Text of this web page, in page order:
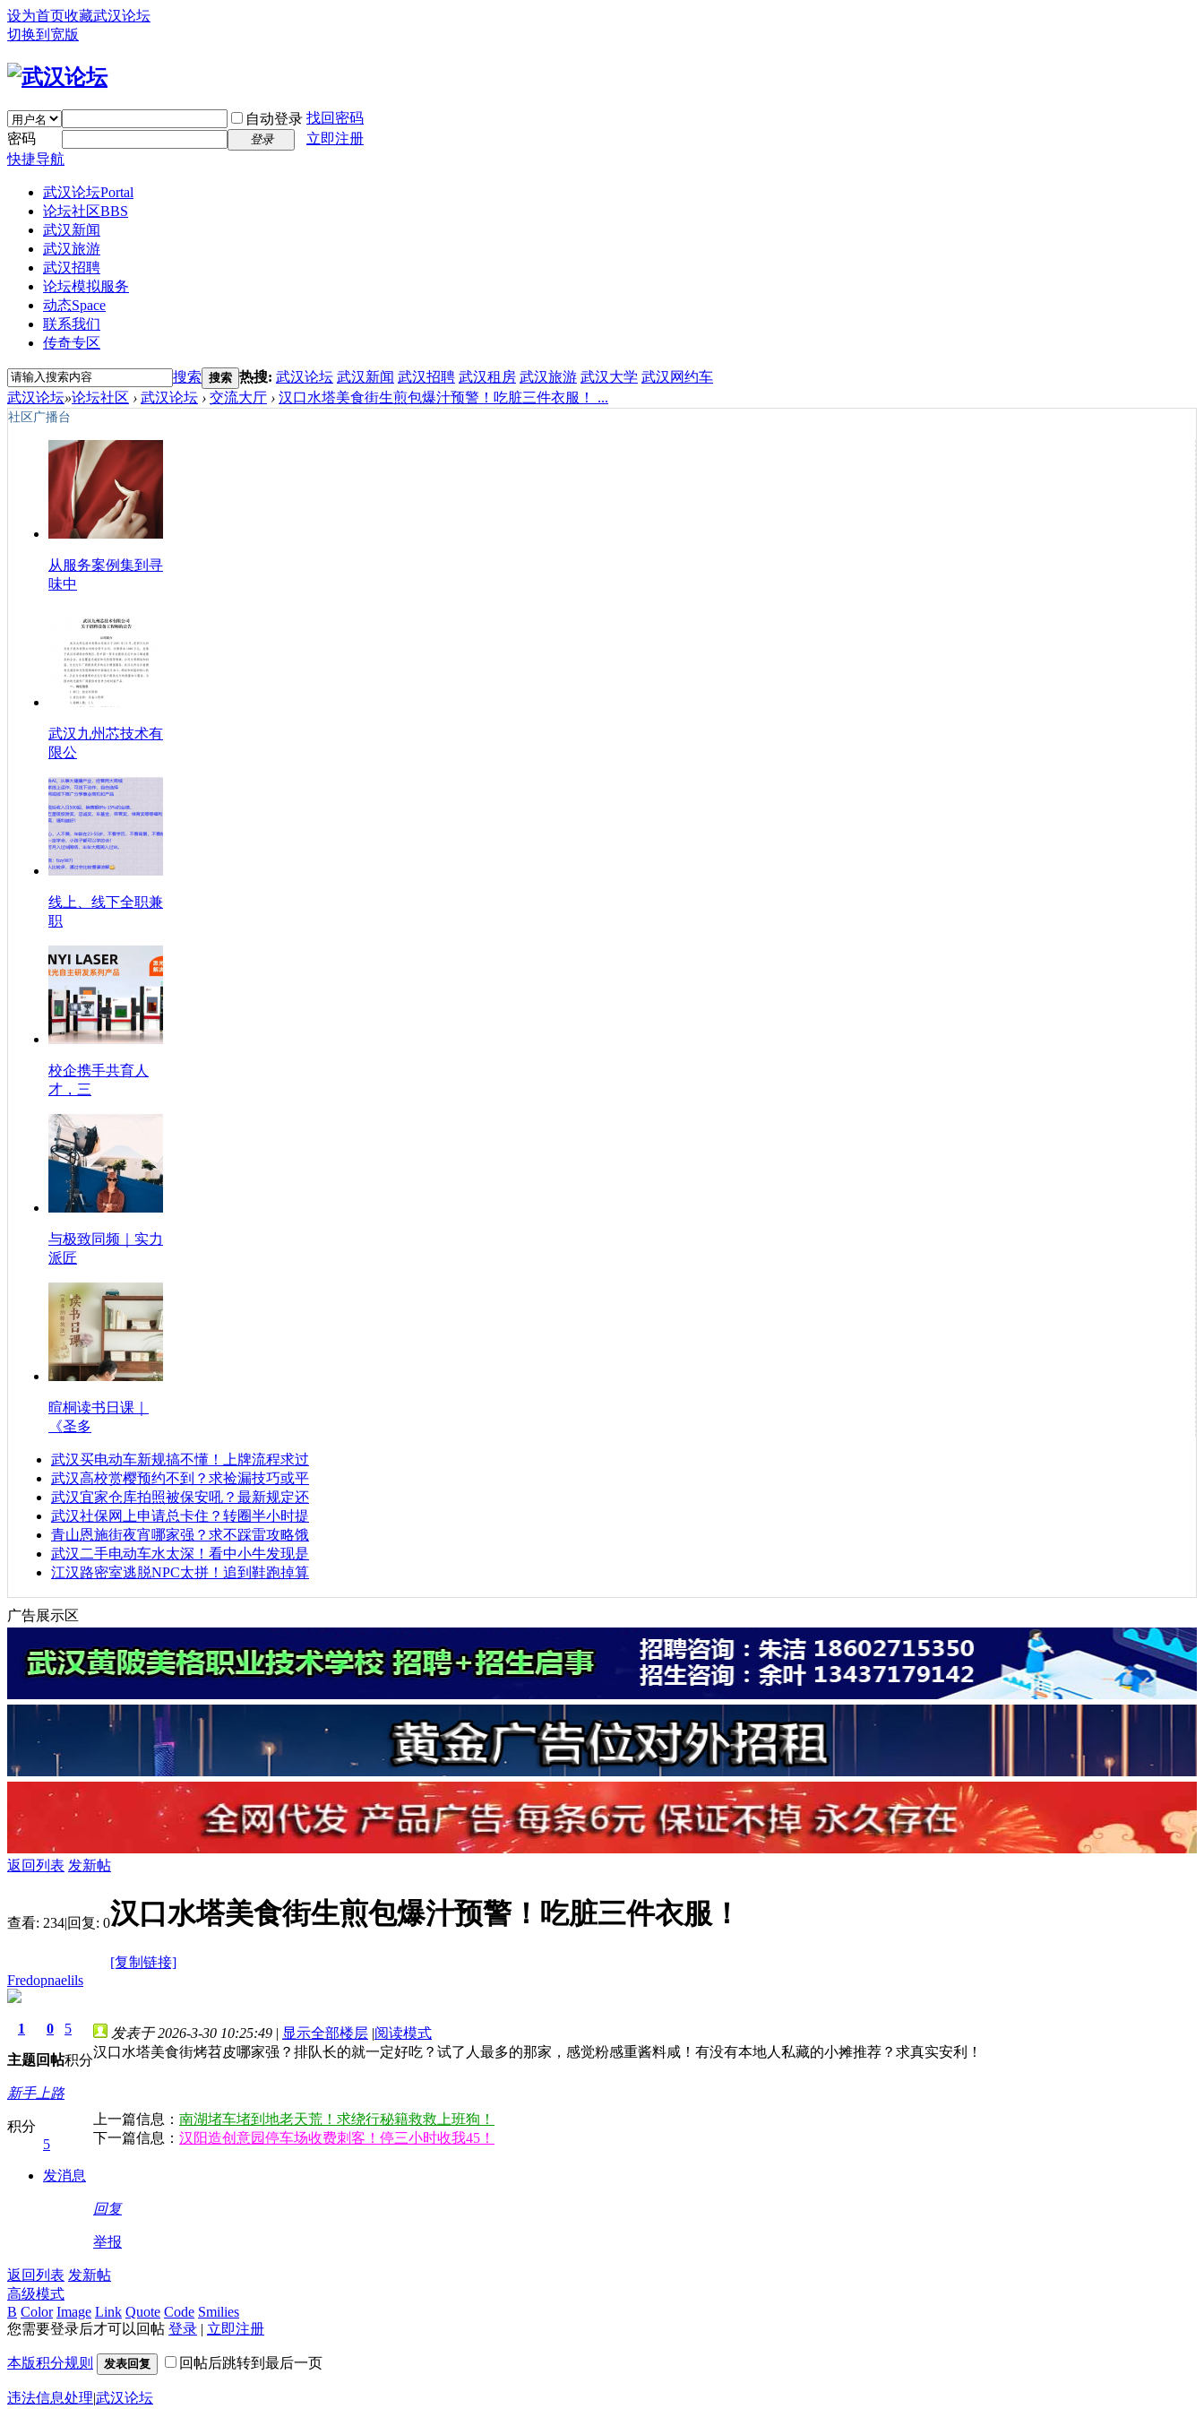
设为首页收藏武汉论坛
切换到宽版
自动登录 找回密码
密码
登录
立即注册
快捷导航
武汉论坛Portal
论坛社区BBS
武汉新闻
武汉旅游
武汉招聘
论坛模拟服务
动态Space
联系我们
传奇专区
搜索 搜索 热搜: 武汉论坛 武汉新闻 武汉招聘 武汉租房 武汉旅游 武汉大学 武汉网约车
武汉论坛»论坛社区 › 武汉论坛 › 交流大厅 › 汉口水塔美食街生煎包爆汁预警！吃脏三件衣服！ ...
社区广播台
从服务案例集到寻
味中
武汉九州芯技术有
限公
线上、线下全职兼
职
校企携手共育人
才，三
与极致同频｜实力
派匠
暄桐读书日课｜
《圣多
武汉买电动车新规搞不懂！上牌流程求过
武汉高校赏樱预约不到？求捡漏技巧或平
武汉宜家仓库拍照被保安吼？最新规定还
武汉社保网上申请总卡住？转圈半小时提
青山恩施街夜宵哪家强？求不踩雷攻略饿
武汉二手电动车水太深！看中小牛发现是
江汉路密室逃脱NPC太拼！追到鞋跑掉算
广告展示区
返回列表 发新帖
查看: 234|回复: 0汉口水塔美食街生煎包爆汁预警！吃脏三件衣服！
[复制链接]
Fredopnaelils
1
主题
0
回帖
5
积分
新手上路
积分
5
发消息
发表于 2026-3-30 10:25:49 | 显示全部楼层 |阅读模式
汉口水塔美食街烤苕皮哪家强？排队长的就一定好吃？试了人最多的那家，感觉粉感重酱料咸！有没有本地人私藏的小摊推荐？求真实安利！
上一篇信息： 南湖堵车堵到地老天荒！求绕行秘籍救救上班狗！
下一篇信息： 汉阳造创意园停车场收费刺客！停三小时收我45！
回复
举报
返回列表 发新帖
高级模式
B Color Image Link Quote Code Smilies
您需要登录后才可以回帖 登录 | 立即注册
本版积分规则 发表回复 回帖后跳转到最后一页
违法信息处理|武汉论坛